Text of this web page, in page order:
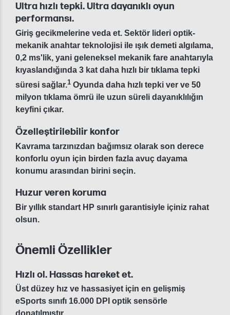
Ultra hızlı tepki. Ultra dayanıklı oyun
performansı.
Giriş gecikmelerine veda et. Sektör lideri optik-
mekanik anahtar teknolojisi ile ışık demeti algılama,
0,2 ms'lik, yani geleneksel mekanik fare anahtarıyla
kıyaslandığında 3 kat daha hızlı bir tıklama tepki
süresi sağlar.1 Oyunda daha hızlı tepki ver ve 50
milyon tıklama ömrü ile uzun süreli dayanıklılığın
keyfini çıkar.
Özelleştirilebilir konfor
Kavrama tarzınızdan bağımsız olarak son derece
konforlu oyun için birden fazla avuç dayama
konumu arasından birini seçin.
Huzur veren koruma
Bir yıllık standart HP sınırlı garantisiyle içiniz rahat
olsun.
Önemli Özellikler
Hızlı ol. Hassas hareket et.
Üst düzey hız ve hassasiyet için en gelişmiş
eSports sınıfı 16.000 DPI optik sensörle